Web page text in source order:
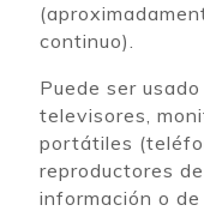
continuo).
Puede ser
televisores,
portátiles
reproductores
información o